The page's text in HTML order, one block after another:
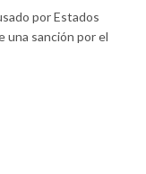
por Estados
una sanción por el